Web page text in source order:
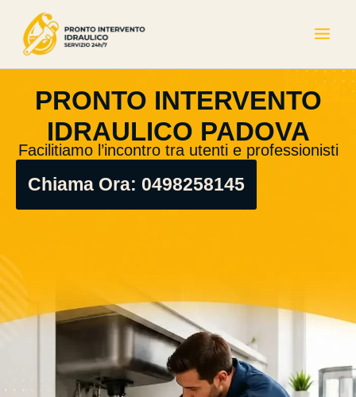
content
PRONTO INTERVENTO
IDRAULICO PADOVA
Facilitiamo l’incontro tra utenti e professionisti
Chiama Ora: 0498258145